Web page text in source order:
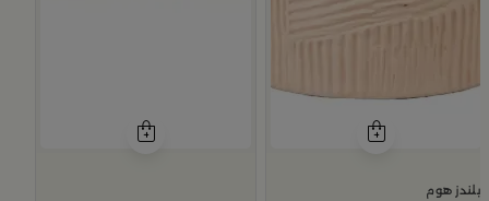
بلندز هوم